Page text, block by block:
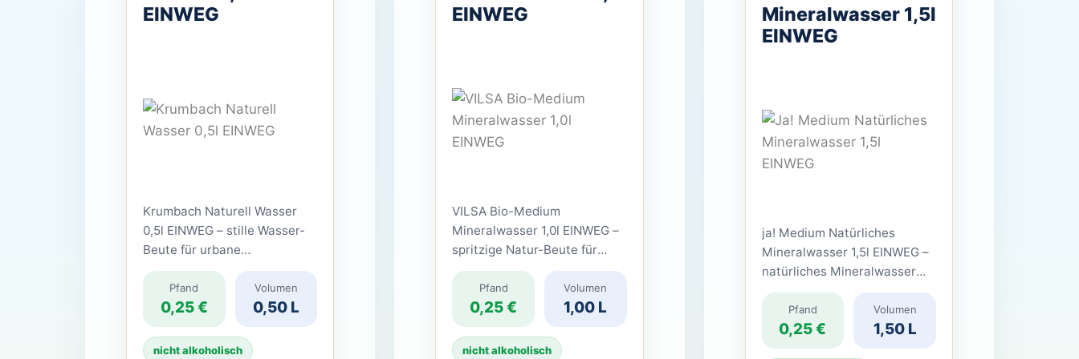
EINWEG
Krumbach Naturell Wasser
0,5l EINWEG – stille Wasser-
Beute für urbane
Naturell Wasser 0,5l EINWEG
ist ein natürliches
Kohlensäure aus dem Allgäu.
Pfand
0,25 €
Volumen
0,50 L
nicht alkoholisch
EINWEG
VILSA Bio-Medium
Mineralwasser 1,0l EINWEG –
spritzige Natur-Beute für
Bio-Medium Mineralwasser
1,0l EINWEG ist ein
mit Kohlensäure. Es ist ein
Pfand
0,25 €
Volumen
1,00 L
nicht alkoholisch
Mineralwasser 1,5l
EINWEG
ja! Medium Natürliches
Mineralwasser 1,5l EINWEG –
natürliches Mineralwasser
Medium Natürliches
Mineralwasser 1,5l EINWEG
Pfand
0,25 €
Volumen
1,50 L